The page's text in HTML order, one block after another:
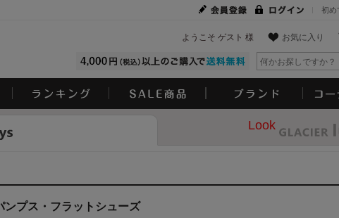
初め
お気に入り
ようこそ ゲスト 様
Look
ンプス・フラットシューズ